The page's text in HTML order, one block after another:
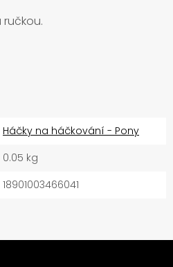
Háčky na háčkování - Pony
0.05 kg
18901003466041